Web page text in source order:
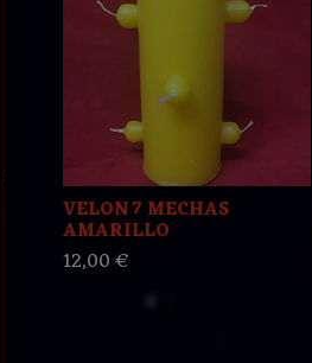
VELON 7 MECHAS
AMARILLO
12,00 €